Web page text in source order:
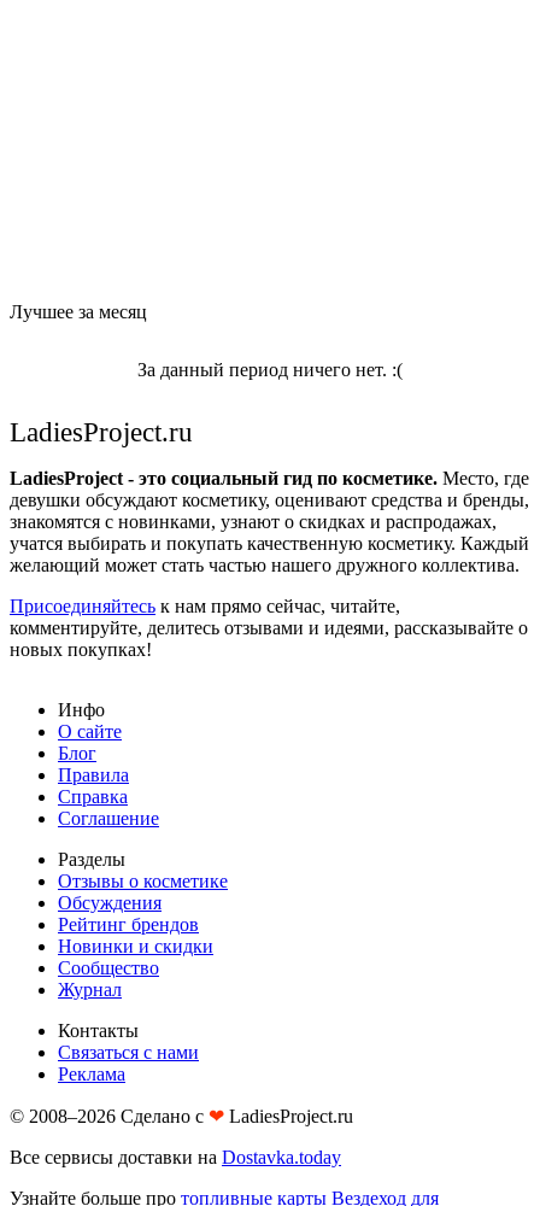
Лучшее за месяц
За данный период ничего нет. :(
LadiesProject.ru
LadiesProject - это социальный гид по косметике. Место, где
девушки обсуждают косметику, оценивают средства и бренды,
знакомятся с новинками, узнают о скидках и распродажах,
учатся выбирать и покупать качественную косметику. Каждый
желающий может стать частью нашего дружного коллектива.
Присоединяйтесь к нам прямо сейчас, читайте,
комментируйте, делитесь отзывами и идеями, рассказывайте о
новых покупках!
Инфо
О сайте
Блог
Правила
Справка
Соглашение
Разделы
Отзывы о косметике
Обсуждения
Рейтинг брендов
Новинки и скидки
Сообщество
Журнал
Контакты
Связаться с нами
Реклама
© 2008–2026 Сделано с ❤︎ LadiesProject.ru
Все сервисы доставки на Dostavka.today
Узнайте больше про топливные карты Вездеход для